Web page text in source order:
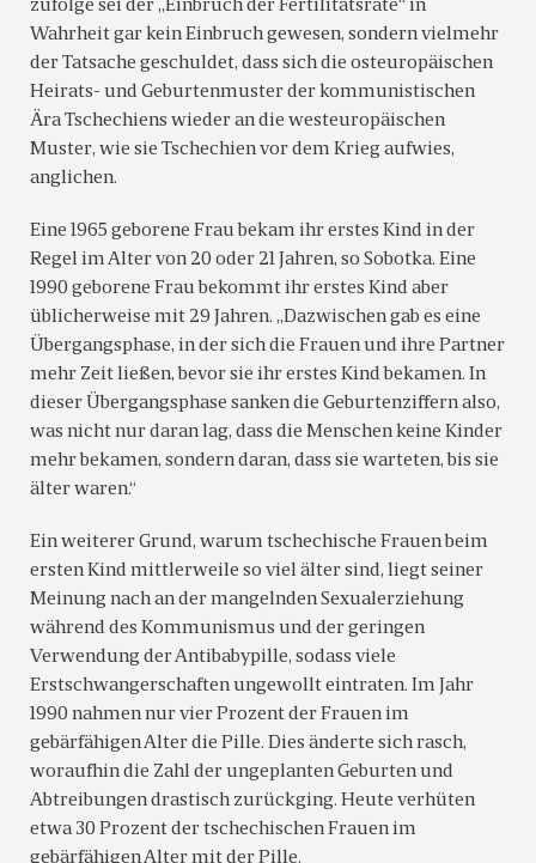
zufolge sei der „Einbruch der Fertilitätsrate“ in
Wahrheit gar kein Einbruch gewesen, sondern vielmehr
der Tatsache geschuldet, dass sich die osteuropäischen
Heirats- und Geburtenmuster der kommunistischen
Ära Tschechiens wieder an die westeuropäischen
Muster, wie sie Tschechien vor dem Krieg aufwies,
anglichen.
Eine 1965 geborene Frau bekam ihr erstes Kind in der
Regel im Alter von 20 oder 21 Jahren, so Sobotka. Eine
1990 geborene Frau bekommt ihr erstes Kind aber
üblicherweise mit 29 Jahren. „Dazwischen gab es eine
Übergangsphase, in der sich die Frauen und ihre Partner
mehr Zeit ließen, bevor sie ihr erstes Kind bekamen. In
dieser Übergangsphase sanken die Geburtenziffern also,
was nicht nur daran lag, dass die Menschen keine Kinder
mehr bekamen, sondern daran, dass sie warteten, bis sie
älter waren.“
Ein weiterer Grund, warum tschechische Frauen beim
ersten Kind mittlerweile so viel älter sind, liegt seiner
Meinung nach an der mangelnden Sexualerziehung
während des Kommunismus und der geringen
Verwendung der Antibabypille, sodass viele
Erstschwangerschaften ungewollt eintraten. Im Jahr
1990 nahmen nur vier Prozent der Frauen im
gebärfähigen Alter die Pille. Dies änderte sich rasch,
woraufhin die Zahl der ungeplanten Geburten und
Abtreibungen drastisch zurückging. Heute verhüten
etwa 30 Prozent der tschechischen Frauen im
gebärfähigen Alter mit der Pille.